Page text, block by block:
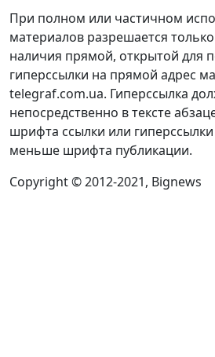
При полном или частичном
материалов разрешается
наличия прямой, открытой для
гиперссылки на прямой адрес
telegraf.com.ua. Гиперссылка
непосредственно в тексте
шрифта ссылки или
меньше шрифта публикации.
Copyright © 2012-2021, Bignews